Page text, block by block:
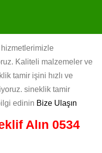
Kaliteli malzemeler ve
tamir işini hızlı ve
sineklik tamir
edinin Bize Ulaşın
Alın 0534